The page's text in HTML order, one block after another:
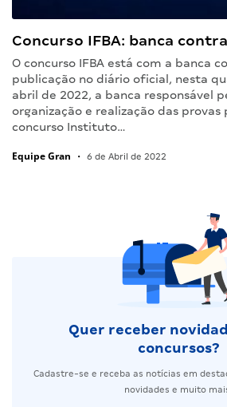
Concurso IFBA: banca
O concurso IFBA está com a banca
publicação no diário oficial, nesta
abril de 2022, a banca responsável
organização e realização das provas
concurso Instituto…
Equipe Gran • 6 de Abril de 2022
Quer receber
concursos?
Cadastre-se e receba as notícias em
novidades e muito